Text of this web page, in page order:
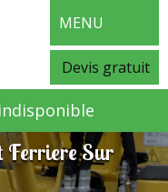
MENU
Devis gratuit
indisponible
Ferriere Sur